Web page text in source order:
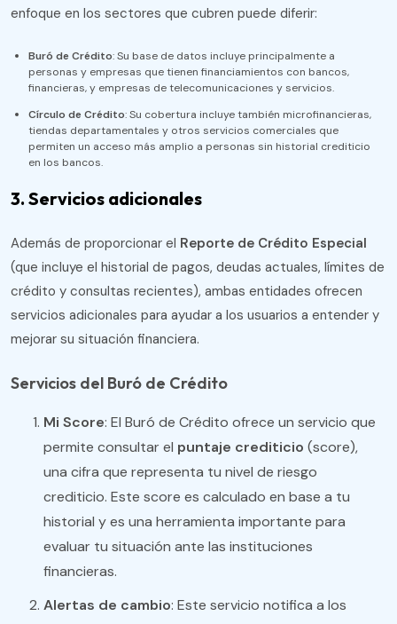
enfoque en los sectores que cubren puede diferir:
Buró de Crédito: Su base de datos incluye principalmente a
personas y empresas que tienen financiamientos con bancos,
financieras, y empresas de telecomunicaciones y servicios.
Círculo de Crédito: Su cobertura incluye también microfinancieras,
tiendas departamentales y otros servicios comerciales que
permiten un acceso más amplio a personas sin historial crediticio
en los bancos.
3. Servicios adicionales
Además de proporcionar el Reporte de Crédito Especial
(que incluye el historial de pagos, deudas actuales, límites de
crédito y consultas recientes), ambas entidades ofrecen
servicios adicionales para ayudar a los usuarios a entender y
mejorar su situación financiera.
Servicios del Buró de Crédito
Mi Score: El Buró de Crédito ofrece un servicio que
permite consultar el puntaje crediticio (score),
una cifra que representa tu nivel de riesgo
crediticio. Este score es calculado en base a tu
historial y es una herramienta importante para
evaluar tu situación ante las instituciones
financieras.
Alertas de cambio: Este servicio notifica a los